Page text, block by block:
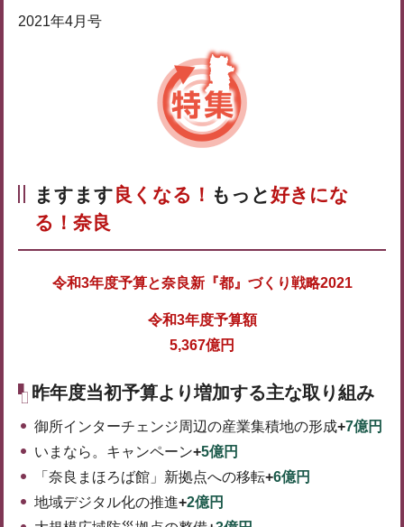
2021年4月号
ますます 良くなる！ もっと好きにな
る！奈良
令和3年度予算と奈良新『都』づくり戦略2021
令和3年度予算額
5,367億円
昨年度当初予算より増加する主な取り組み
御所インターチェンジ周辺の産業集積地の形成+7億円
いまなら。キャンペーン+5億円
「奈良まほろば館」新拠点への移転+6億円
地域デジタル化の推進+2億円